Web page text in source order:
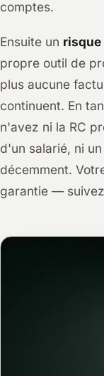
comptes.
Ensuite un
propre outil de
plus aucune
continuent. En
n'avez ni la RC
d'un salarié, ni
décemment.
garantie —